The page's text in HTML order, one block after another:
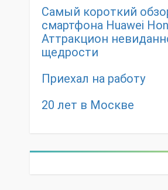
Самый короткий
смартфона Huawei
Аттракцион
щедрости
Приехал на работу
20 лет в Москве